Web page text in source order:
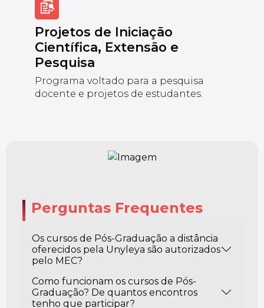
Projetos de Iniciação
Científica, Extensão e
Pesquisa
Programa voltado para a pesquisa
docente e projetos de estudantes.
Perguntas Frequentes
Os cursos de Pós-Graduação a distância
oferecidos pela Unyleya são autorizados
pelo MEC?
Como funcionam os cursos de Pós-
Graduação? De quantos encontros
tenho que participar?